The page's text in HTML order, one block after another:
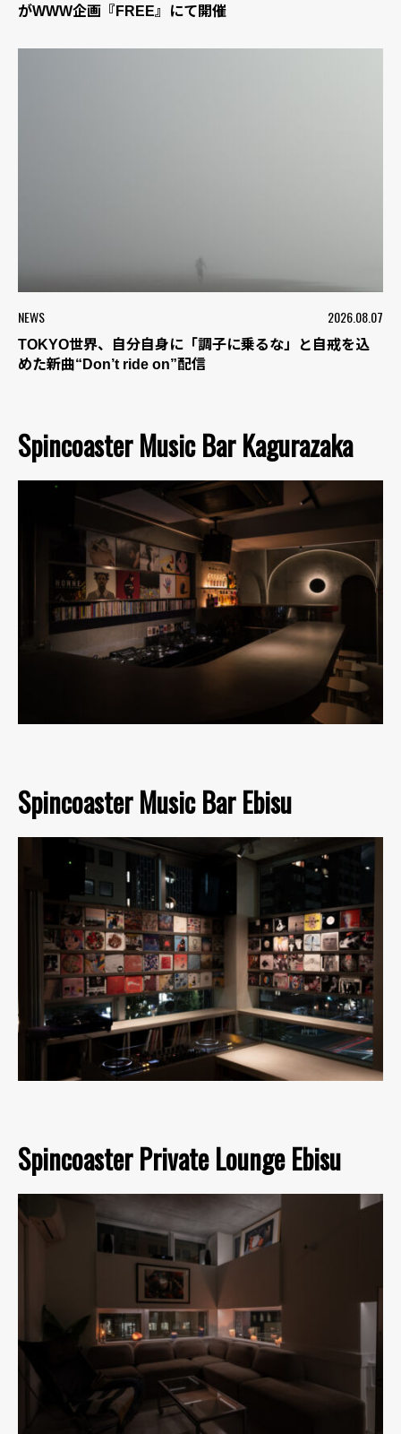
がWWW企画『FREE』にて開催
NEWS 2026.08.07
TOKYO世界、自分自身に「調子に乗るな」と自戒を込
めた新曲“Don’t ride on”配信
Spincoaster Music Bar Kagurazaka
Spincoaster Music Bar Ebisu
Spincoaster Private Lounge Ebisu